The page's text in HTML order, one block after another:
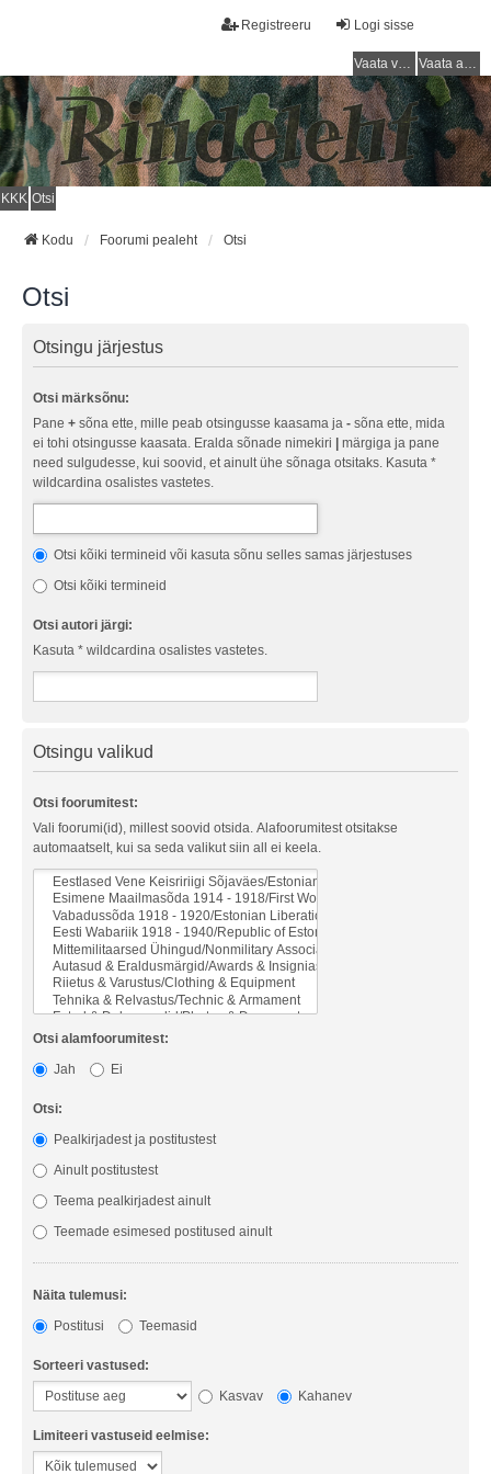
Logi sisse
Registreeru
Vaata vastamata teemasi Vaata aktiivseid teemasid
KKK Otsi
Kodu Foorumi pealeht Otsi
Otsi
Otsingu järjestus
Otsi märksõnu:
Pane + sõna ette, mille peab otsingusse kaasama ja - sõna ette, mida
ei tohi otsingusse kaasata. Eralda sõnade nimekiri
märgiga ja pane
need sulgudesse, kui soovid, et ainult ühe sõnaga otsitaks. Kasuta *
wildcardina osalistes vastetes.
Otsi kõiki termineid või kasuta sõnu selles samas järjestuses
Otsi kõiki termineid
Otsi autori järgi:
Kasuta * wildcardina osalistes vastetes.
Otsingu valikud
Otsi foorumitest:
Vali foorumi(id), millest soovid otsida. Alafoorumitest otsitakse
automaatselt, kui sa seda valikut siin all ei keela.
Otsi alamfoorumitest:
Jah
Ei
Otsi:
Pealkirjadest ja postitustest
Ainult postitustest
Teema pealkirjadest ainult
Teemade esimesed postitused ainult
Näita tulemusi:
Postitusi
Teemasid
Sorteeri vastused:
Kasvav
Kahanev
Limiteeri vastuseid eelmise: